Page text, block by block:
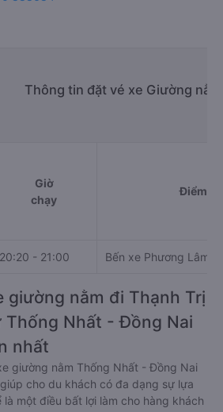
Thông tin đặt vé xe Giường
Giờ
chạy
Điểm đi
20:20 - 21:00 Bến xe Phương Lâm
giường nằm đi Thạnh Trị
Thống Nhất - Đồng Nai
nhất
giường nằm Thống Nhất - Đồng Nai
cho du khách có đa dạng sự lựa
một điều bất lợi làm cho hàng khách